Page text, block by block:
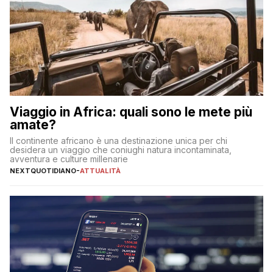
Viaggio in Africa: quali sono le mete più
amate?
Il continente africano è una destinazione unica per chi
desidera un viaggio che coniughi natura incontaminata,
avventura e culture millenarie
NEXTQUOTIDIANO-ATTUALITÀ